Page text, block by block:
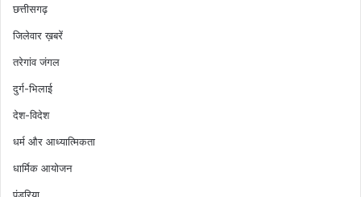
छत्तीसगढ़
जिलेवार ख़बरें
तरेगांव जंगल
दुर्ग-भिलाई
देश-विदेश
धर्म और आध्यात्मिकता
धार्मिक आयोजन